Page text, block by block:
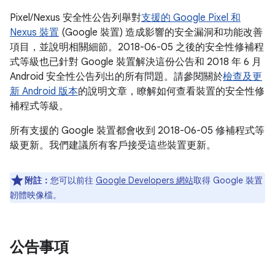
Pixel/Nexus 安全性公告列舉對支援的 Google Pixel 和
Nexus 裝置 (Google 裝置) 造成影響的安全漏洞和功能改善
項目，並說明相關細節。2018-06-05 之後的安全性修補程
式等級也已針對 Google 裝置解決這份公告和 2018 年 6 月
Android 安全性公告列出的所有問題。請參閱關於檢查及更
新 Android 版本的說明文章，瞭解如何查看裝置的安全性修
補程式等級。
所有支援的 Google 裝置都會收到 2018-06-05 修補程式等
級更新。我們建議所有客戶接受這些裝置更新。
附註： 您可以前往 Google Developers 網站取得 Google 裝置
韌體映像檔。
公告事項